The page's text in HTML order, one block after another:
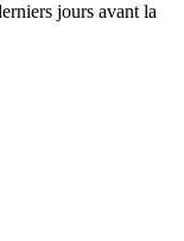
jours avant la